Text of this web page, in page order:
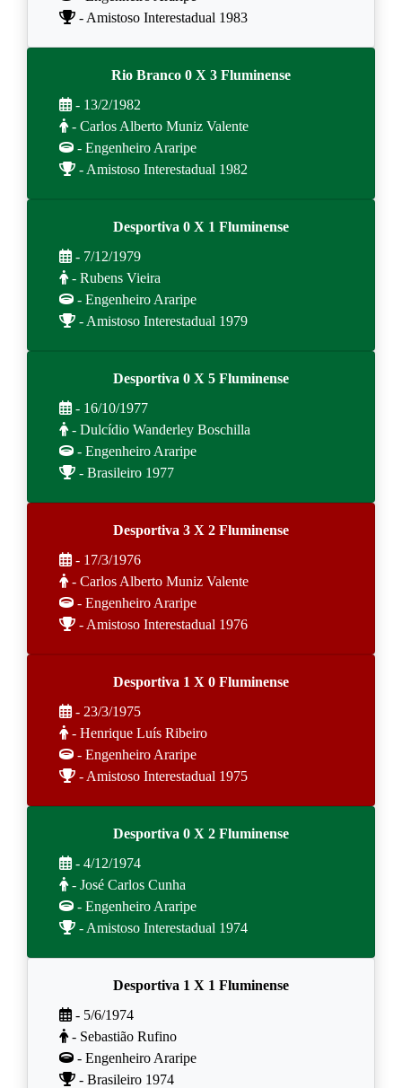
- Amistoso Interestadual 1983
Rio Branco 0 X 3 Fluminense
- 13/2/1982
- Carlos Alberto Muniz Valente
- Engenheiro Araripe
- Amistoso Interestadual 1982
Desportiva 0 X 1 Fluminense
- 7/12/1979
- Rubens Vieira
- Engenheiro Araripe
- Amistoso Interestadual 1979
Desportiva 0 X 5 Fluminense
- 16/10/1977
- Dulcídio Wanderley Boschilla
- Engenheiro Araripe
- Brasileiro 1977
Desportiva 3 X 2 Fluminense
- 17/3/1976
- Carlos Alberto Muniz Valente
- Engenheiro Araripe
- Amistoso Interestadual 1976
Desportiva 1 X 0 Fluminense
- 23/3/1975
- Henrique Luís Ribeiro
- Engenheiro Araripe
- Amistoso Interestadual 1975
Desportiva 0 X 2 Fluminense
- 4/12/1974
- José Carlos Cunha
- Engenheiro Araripe
- Amistoso Interestadual 1974
Desportiva 1 X 1 Fluminense
- 5/6/1974
- Sebastião Rufino
- Engenheiro Araripe
- Brasileiro 1974